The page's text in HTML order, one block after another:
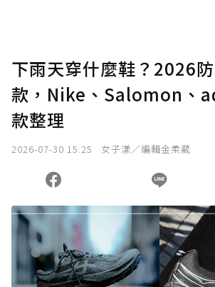
您當前剩餘 U 利點數：0點；前往
下雨天穿什麼鞋？2026
款，Nike、Salomon、
款整理
2026-07-30 15:25 女子漾／編輯金柔葳